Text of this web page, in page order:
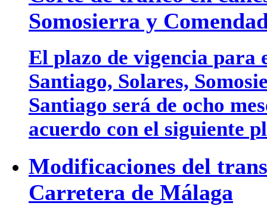
Somosierra y
El plazo de vigencia para
Santiago, Solares,
Santiago será de ocho
acuerdo con el siguiente
Modificaciones del
Carretera de Málaga